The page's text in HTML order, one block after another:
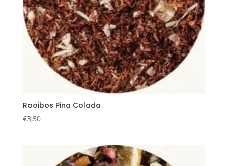
Rooibos Pina Colada
€3,50